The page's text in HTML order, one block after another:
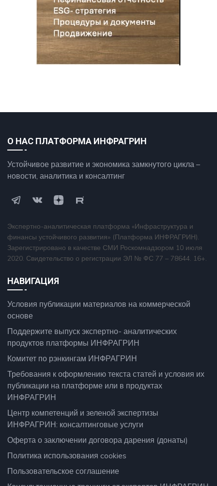
О НАС ПЛАТФОРМА ИНФРАГРИН
Устойчивое развитие и экономика замкнутого цикла –
новости, аналитика и консалтинг
Экспертно-аналитическая платформа «Инфраструктура и
финансы устойчивого развития» (Платформа ИНФРАГРИН).
Зарегистрировано в качестве СМИ Роскомнадзором 10 июля
2020. Свидетельство о регистрации ЭЛ № ФС 77 – 78644. 16+.
НАВИГАЦИЯ
Условия публикации материалов на коммерческой
основе
Поддержите выпуск экспертно- аналитических
продуктов платформы ИНФРАГРИН
Комитет по рэнкингам ИНФРАГРИН
Требования к оформлению текста статей и условия их
публикации на платформе или в продуктах
ИНФРАГРИН
Центр компетенций и зеленой экспертизы
ИНФРАГРИН: консалтинговые услуги
Оферта о заключении договора дарения (донаты)
Политика использования cookies
Пользовательское соглашение